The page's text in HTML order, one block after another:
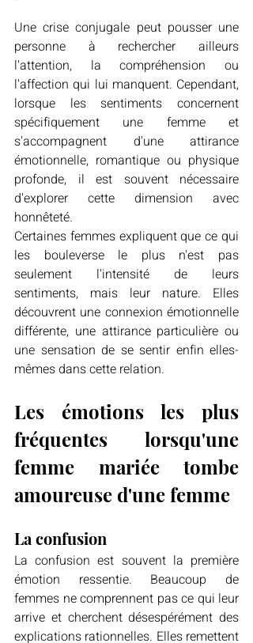
Une crise conjugale peut pousser une
personne à rechercher ailleurs
l'attention, la compréhension ou
l'affection qui lui manquent. Cependant,
lorsque les sentiments concernent
spécifiquement une femme et
s'accompagnent d'une attirance
émotionnelle, romantique ou physique
profonde, il est souvent nécessaire
d'explorer cette dimension avec
honnêteté.
Certaines femmes expliquent que ce qui
les bouleverse le plus n'est pas
seulement l'intensité de leurs
sentiments, mais leur nature. Elles
découvrent une connexion émotionnelle
différente, une attirance particulière ou
une sensation de se sentir enfin elles-
mêmes dans cette relation.
Les émotions les plus
fréquentes lorsqu'une
femme mariée tombe
amoureuse d'une femme
La confusion
La confusion est souvent la première
émotion ressentie. Beaucoup de
femmes ne comprennent pas ce qui leur
arrive et cherchent désespérément des
explications rationnelles. Elles remettent